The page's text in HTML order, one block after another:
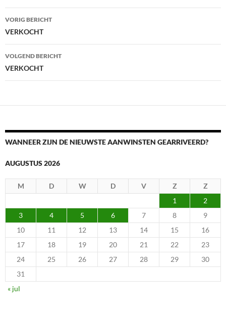
Berichtnavigatie
VORIG BERICHT
VERKOCHT
VOLGEND BERICHT
VERKOCHT
WANNEER ZIJN DE NIEUWSTE AANWINSTEN GEARRIVEERD?
AUGUSTUS 2026
M D W D V Z
Z
1
2
3
4 5 6 7 8
9
10
11 12 13 14 15
16
17
18 19 20 21 22
23
24
25 26 27 28 29
30
31
« jul